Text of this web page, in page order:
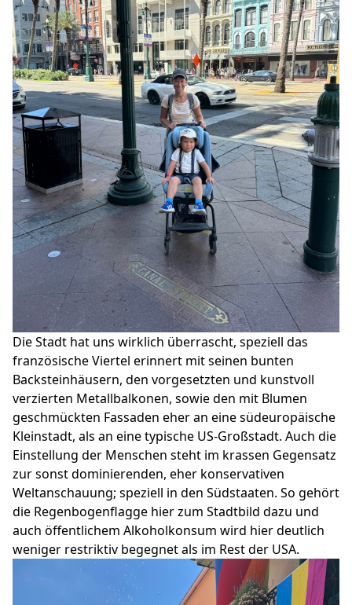
Die Stadt hat uns wirklich überrascht, speziell das
französische Viertel erinnert mit seinen bunten
Backsteinhäusern, den vorgesetzten und kunstvoll
verzierten Metallbalkonen, sowie den mit Blumen
geschmückten Fassaden eher an eine südeuropäische
Kleinstadt, als an eine typische US-Großstadt. Auch die
Einstellung der Menschen steht im krassen Gegensatz
zur sonst dominierenden, eher konservativen
Weltanschauung; speziell in den Südstaaten. So gehört
die Regenbogenflagge hier zum Stadtbild dazu und
auch öffentlichem Alkoholkonsum wird hier deutlich
weniger restriktiv begegnet als im Rest der USA.